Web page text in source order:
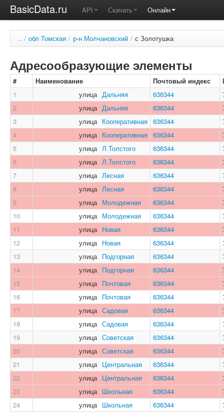
BasicData.ru API Скачать Онлайн
.. / обл Томская / р-н Молчановский / с Золотушка
Адресообразующие элементы
# Наименование Почтовый индекс
1
улица Дальняя 636344
2
улица Дальняя 636344
3
улица Кооперативная 636344
4
улица Кооперативная 636344
5
улица Л.Толстого 636344
6
улица Л.Толстого 636344
7
улица Лесная 636344
8
улица Лесная 636344
9
улица Молодежная 636344
10
улица Молодежная 636344
11
улица Новая 636344
12
улица Новая 636344
13
улица Подгорная 636344
14
улица Подгорная 636344
15
улица Почтовая 636344
16
улица Почтовая 636344
17
улица Садовая 636344
18
улица Садовая 636344
19
улица Советская 636344
20
улица Советская 636344
21
улица Центральная 636344
22
улица Центральная 636344
23
улица Школьная 636344
24
улица Школьная 636344